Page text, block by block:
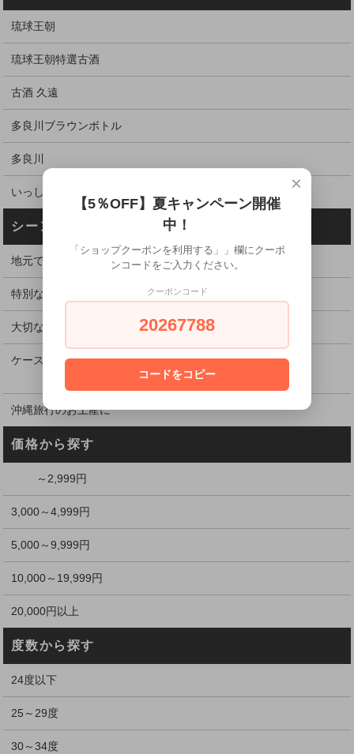
琉球王朝
琉球王朝特選古酒
古酒 久遠
多良川ブラウンボトル
多良川
いっしょに、いい時
シーンから探す
地元で愛されている定番酒
特別な日に飲むお酒
大切な方、お世話になった方へ贈る
ケース割引でお得に購入
沖縄旅行のお土産に
価格から探す
～2,999円
3,000～4,999円
5,000～9,999円
10,000～19,999円
20,000円以上
度数から探す
24度以下
25～29度
30～34度
×
【5％OFF】夏キャンペーン開催
中！
「ショップクーポンを利用する」」欄にクーポ
ンコードをご入力ください。
クーポンコード
20267788
コードをコピー